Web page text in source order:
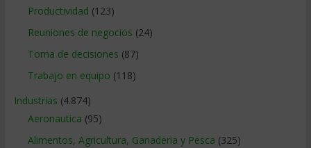
Productividad (123)
Reuniones de negocios (24)
Toma de decisiones (87)
Trabajo en equipo (118)
Industrias (4.874)
Aeronautica (95)
Alimentos, Agricultura, Ganaderia y Pesca (325)